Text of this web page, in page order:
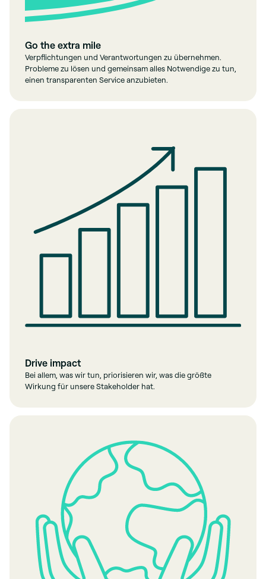
Go the extra mile
Verpflichtungen und Verantwortungen zu übernehmen.
Probleme zu lösen und gemeinsam alles Notwendige zu tun,
einen transparenten Service anzubieten.
Drive impact
Bei allem, was wir tun, priorisieren wir, was die größte
Wirkung für unsere Stakeholder hat.